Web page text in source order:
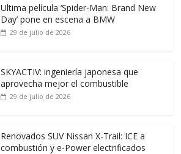
Ultima película ‘Spider‑Man: Brand New
Day’ pone en escena a BMW
29 de julio de 2026
SKYACTIV: ingeniería japonesa que
aprovecha mejor el combustible
29 de julio de 2026
Renovados SUV Nissan X-Trail: ICE a
combustión y e-Power electrificados